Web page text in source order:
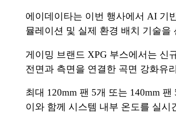
에이데이타는 이번 행사에서 AI 기
뮬레이션 및 실제 환경 배치 기술을
게이밍 브랜드 XPG 부스에서는 신
전면과 측면을 연결한 곡면 강화유
최대 120mm 팬 5개 또는 140mm
이와 함께 시스템 내부 온도를 실